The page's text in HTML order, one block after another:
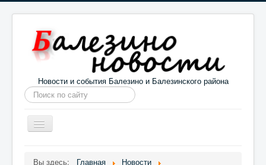
Новости и события Балезино и Балезинского района
Искать...
Toggle
Navigation
Вы здесь: Главная
Новости